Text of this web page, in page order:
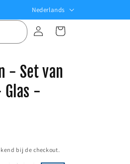
a
a
Nederlands
InloggenWinkelwagen
- Set van
-
bij de checkout.